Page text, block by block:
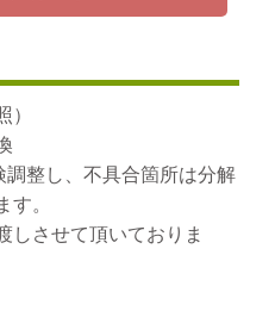
）
調整し、不具合箇所は分解
す。
しさせて頂いておりま